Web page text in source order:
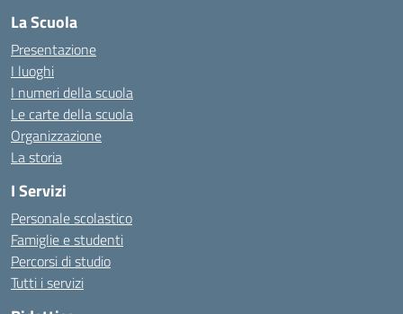
La Scuola
Presentazione
I luoghi
I numeri della scuola
Le carte della scuola
Organizzazione
La storia
I Servizi
Personale scolastico
Famiglie e studenti
Percorsi di studio
Tutti i servizi